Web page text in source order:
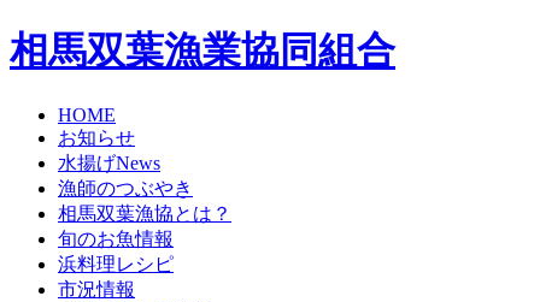
相馬双葉漁業協同組合
HOME
お知らせ
水揚げNews
漁師のつぶやき
相馬双葉漁協とは？
旬のお魚情報
浜料理レシピ
市況情報